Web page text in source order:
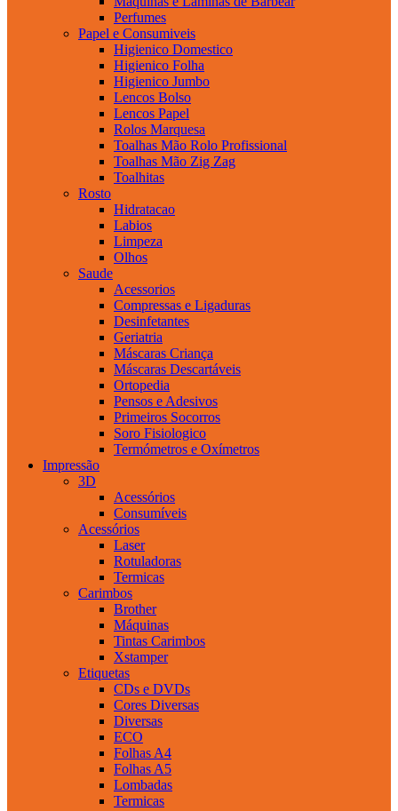
Perfumes
Papel e Consumiveis
Higienico Domestico
Higienico Folha
Higienico Jumbo
Lencos Bolso
Lencos Papel
Rolos Marquesa
Toalhas Mão Rolo Profissional
Toalhas Mão Zig Zag
Toalhitas
Rosto
Hidratacao
Labios
Limpeza
Olhos
Saude
Acessorios
Compressas e Ligaduras
Desinfetantes
Geriatria
Máscaras Criança
Máscaras Descartáveis
Ortopedia
Pensos e Adesivos
Primeiros Socorros
Soro Fisiologico
Termómetros e Oxímetros
Impressão
3D
Acessórios
Consumíveis
Acessórios
Laser
Rotuladoras
Termicas
Carimbos
Brother
Máquinas
Tintas Carimbos
Xstamper
Etiquetas
CDs e DVDs
Cores Diversas
Diversas
ECO
Folhas A4
Folhas A5
Lombadas
Termicas